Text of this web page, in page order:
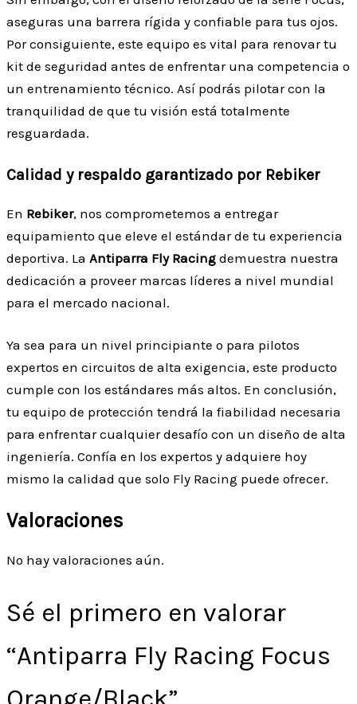
aseguras una barrera rígida y confiable para tus ojos.
Por consiguiente, este equipo es vital para renovar tu
kit de seguridad antes de enfrentar una competencia o
un entrenamiento técnico. Así podrás pilotar con la
tranquilidad de que tu visión está totalmente
resguardada.
Calidad y respaldo garantizado por Rebiker
En Rebiker, nos comprometemos a entregar
equipamiento que eleve el estándar de tu experiencia
deportiva. La Antiparra Fly Racing demuestra nuestra
dedicación a proveer marcas líderes a nivel mundial
para el mercado nacional.
Ya sea para un nivel principiante o para pilotos
expertos en circuitos de alta exigencia, este producto
cumple con los estándares más altos. En conclusión,
tu equipo de protección tendrá la fiabilidad necesaria
para enfrentar cualquier desafío con un diseño de alta
ingeniería. Confía en los expertos y adquiere hoy
mismo la calidad que solo Fly Racing puede ofrecer.
Valoraciones
No hay valoraciones aún.
Sé el primero en valorar
“Antiparra Fly Racing Focus